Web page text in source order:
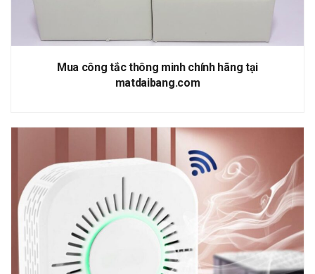
Mua công tắc thông minh chính hãng tại
matdaibang.com